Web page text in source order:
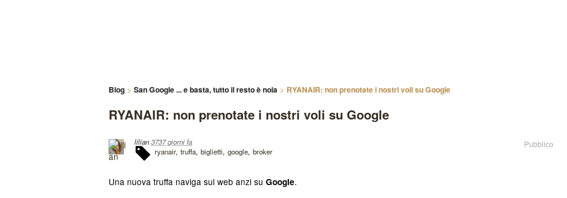
Blog San Google ... e basta, tutto il resto è noia RYANAIR: non prenotate i nostri voli su Google
RYANAIR: non prenotate i nostri voli su Google
Pubblico
lilian3737 giorni fa
ryanair truffa biglietti google broker
Una nuova truffa naviga sul web anzi su Google.